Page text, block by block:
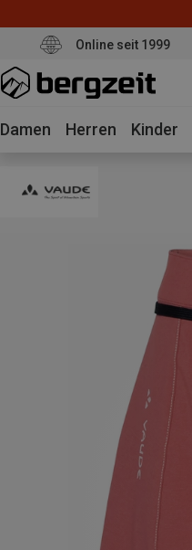
Online seit 1999
Damen Herren Kinder